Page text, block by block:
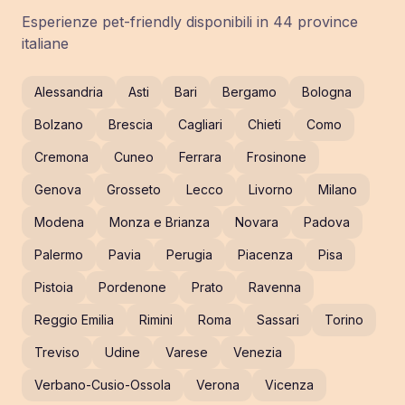
Esperienze pet-friendly disponibili in 44 province
italiane
Alessandria Asti Bari Bergamo Bologna
Bolzano Brescia Cagliari Chieti Como
Cremona Cuneo Ferrara Frosinone
Genova Grosseto Lecco Livorno Milano
Modena Monza e Brianza Novara Padova
Palermo Pavia Perugia Piacenza Pisa
Pistoia Pordenone Prato Ravenna
Reggio Emilia Rimini Roma Sassari Torino
Treviso Udine Varese Venezia
Verbano-Cusio-Ossola Verona Vicenza